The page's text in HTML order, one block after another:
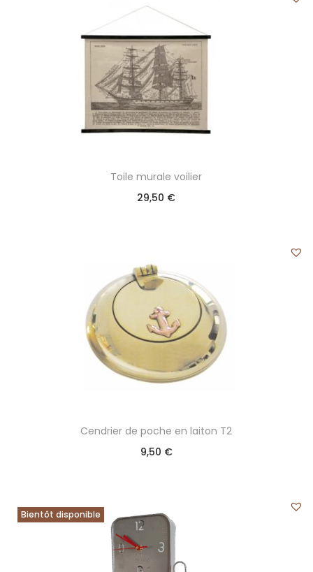
Toile murale voilier
29,50 €
Cendrier de poche en laiton T2
9,50 €
Bientôt disponible